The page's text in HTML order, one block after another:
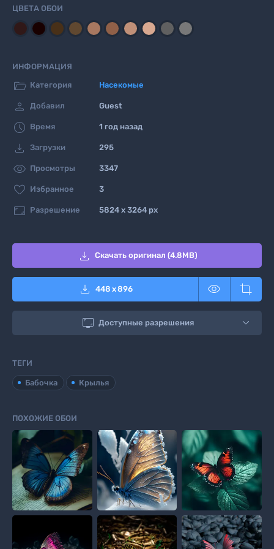
ЦВЕТА ОБОИ
ИНФОРМАЦИЯ
 Категория Насекомые
 Добавил Guest
 Время 1 год назад
 Загрузки 295
 Просмотры 3347
 Избранное 3
 Разрешение 5824 x 3264 px
 Скачать оригинал (4.8MB)
 448 x896  
 Доступные разрешения
ТЕГИ
Бабочка Крылья
ПОХОЖИЕ ОБОИ